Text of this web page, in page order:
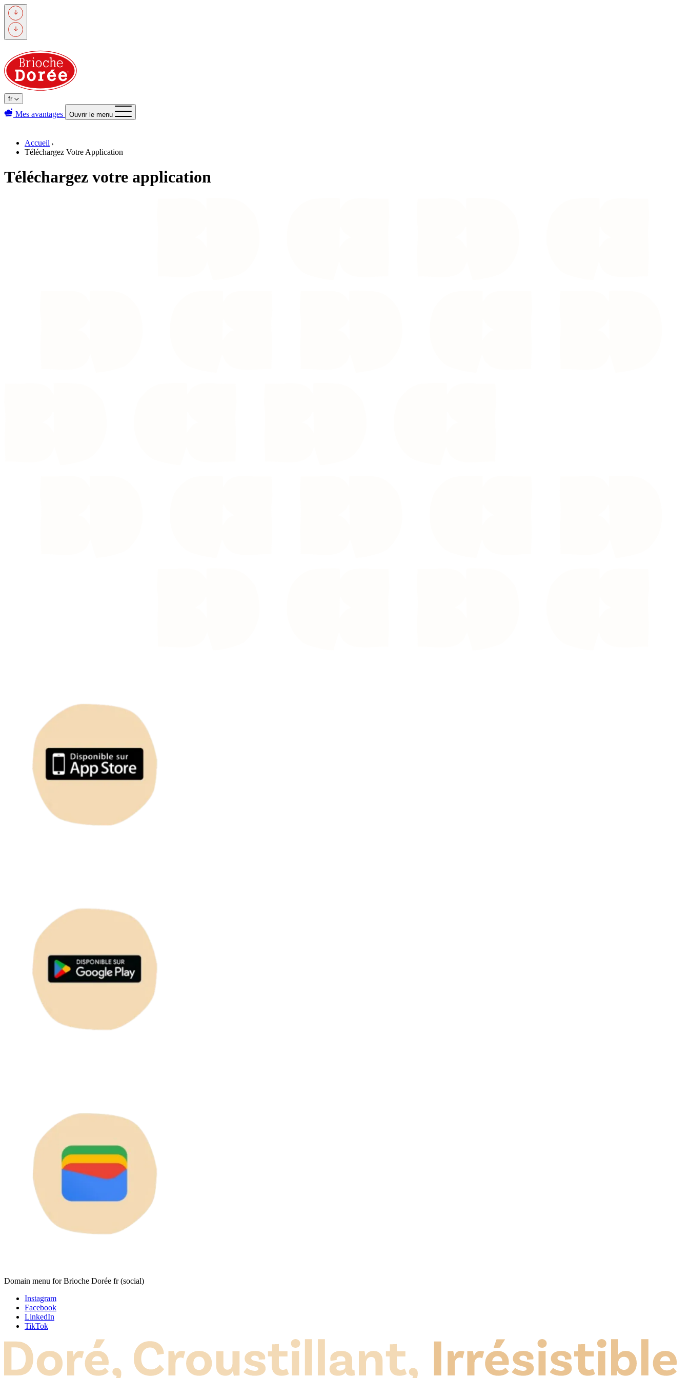
Passer
au
contenu
principal
fr
Mes avantages Ouvrir le menu
Accueil
Téléchargez Votre Application
Téléchargez votre application
Domain menu for Brioche Dorée fr (social)
Instagram
Facebook
LinkedIn
TikTok